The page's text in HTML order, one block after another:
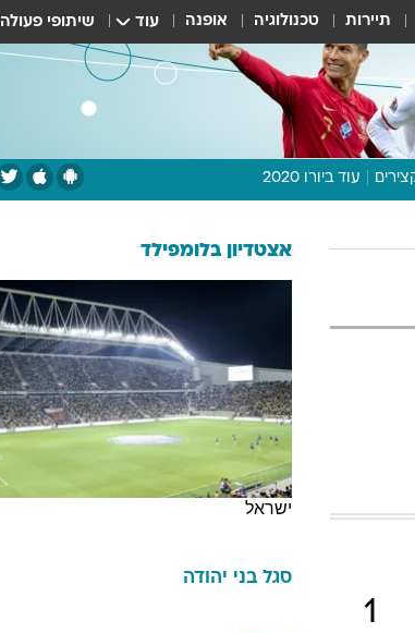
תיירות טכנולוגיה אופנה עוד שיתופי פעולה
עוד ביורו 2020
תכנית היורו
וואלה! ספורט
1
אצטדיון בלומפילד
ישראל
סגל בני יהודה